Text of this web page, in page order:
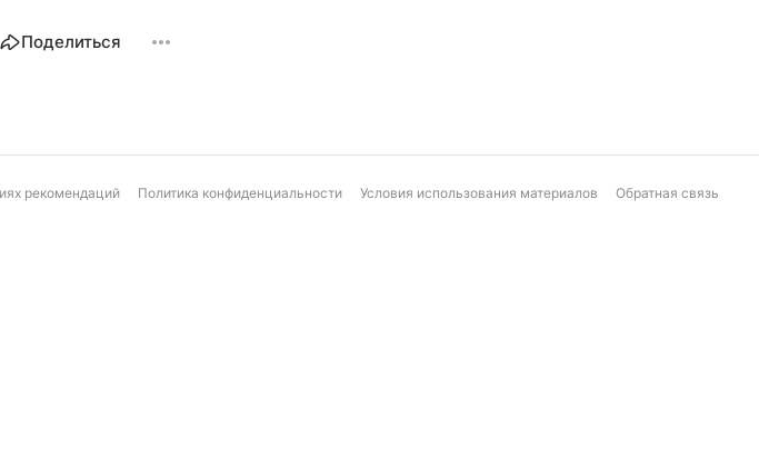
Поделиться
рекомендаций Политика конфиденциальности Условия использования материалов Обратная связь